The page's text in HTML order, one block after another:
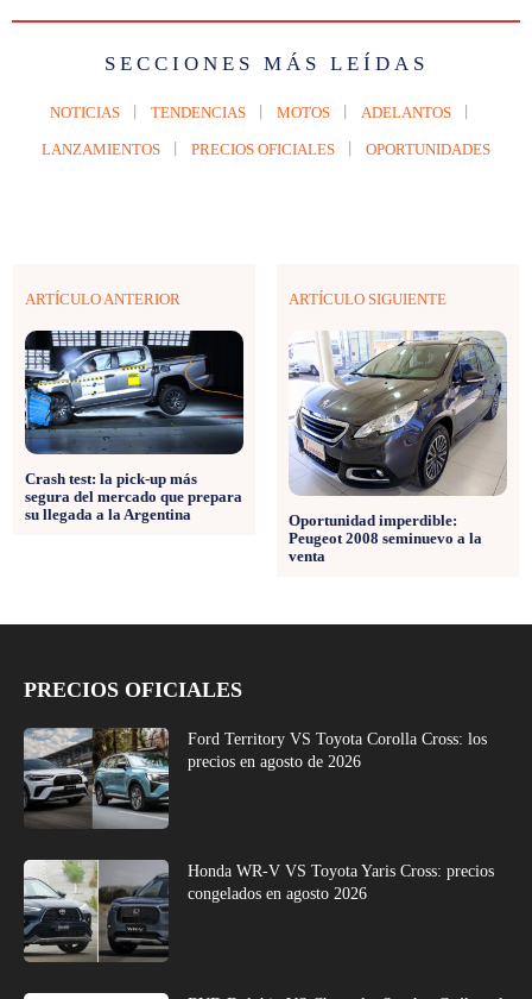
SECCIONES MÁS LEÍDAS
NOTICIAS TENDENCIAS MOTOS ADELANTOS
LANZAMIENTOS PRECIOS OFICIALES OPORTUNIDADES
ARTÍCULO ANTERIOR
Crash test: la pick-up más
segura del mercado que prepara
su llegada a la Argentina
ARTÍCULO SIGUIENTE
Oportunidad imperdible:
Peugeot 2008 seminuevo a la
venta
PRECIOS OFICIALES
Ford Territory VS Toyota Corolla Cross: los
precios en agosto de 2026
Honda WR-V VS Toyota Yaris Cross: precios
congelados en agosto 2026